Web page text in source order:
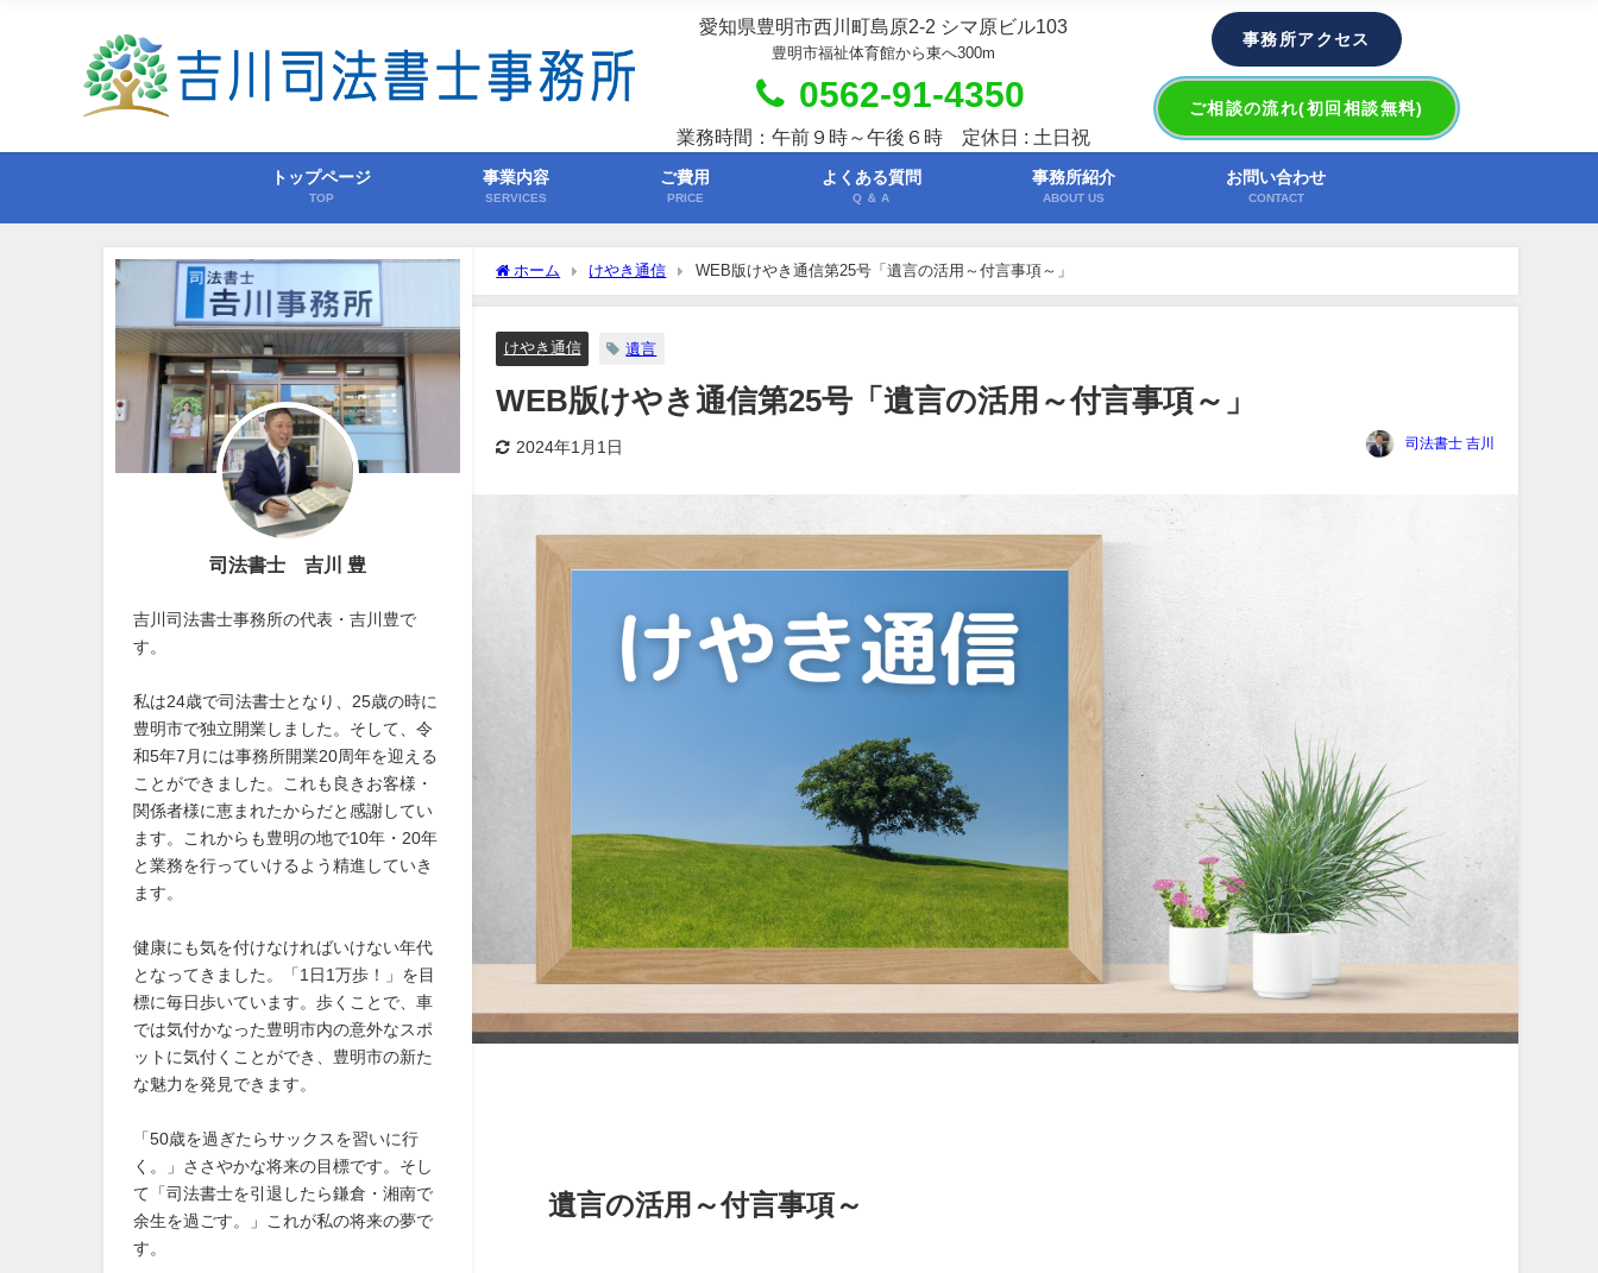
愛知県豊明市西川町島原2-2 シマ原ビル103
豊明市福祉体育館から東へ300m
0562-91-4350
業務時間：午前９時～午後６時 定休日 : 土日祝
事務所アクセス
ご相談の流れ(初回相談無料)
トップページ
TOP
事業内容
SERVICES
ご費用
PRICE
よくある質問
Q ＆ A
事務所紹介
ABOUT US
お問い合わせ
CONTACT
ホーム けやき通信 WEB版けやき通信第25号「遺言の活用～付言事項～」
けやき通信 遺言
WEB版けやき通信第25号「遺言の活用～付言事項～」
2024年1月1日 司法書士 吉川
遺言の活用～付言事項～
司法書士 吉川 豊
吉川司法書士事務所の代表・吉川豊で
す。
私は24歳で司法書士となり、25歳の時に
豊明市で独立開業しました。そして、令
和5年7月には事務所開業20周年を迎える
ことができました。これも良きお客様・
関係者様に恵まれたからだと感謝してい
ます。これからも豊明の地で10年・20年
と業務を行っていけるよう精進していき
ます。
健康にも気を付けなければいけない年代
となってきました。「1日1万歩！」を目
標に毎日歩いています。歩くことで、車
では気付かなった豊明市内の意外なスポ
ットに気付くことができ、豊明市の新た
な魅力を発見できます。
「50歳を過ぎたらサックスを習いに行
く。」ささやかな将来の目標です。そし
て「司法書士を引退したら鎌倉・湘南で
余生を過ごす。」これが私の将来の夢で
す。